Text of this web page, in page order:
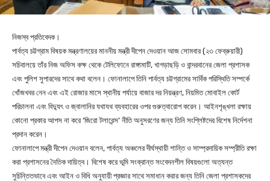
নিজস্ব প্রতিবেদক।
পার্বত্য চট্টগ্রাম বিষয়ক মন্ত্রণালয়ের মাননীয় মন্ত্রী দীপেন দেওয়ান আজ সোমবার (২৩ ফেব্রুয়ারী)
সচিবালয়ে তাঁর নিজ অফিস কক্ষ থেকে টেলিফোনে রাঙ্গামাটি, খাগড়াছড়ি ও বান্দরবানের জেলা প্রশাসক
এবং পুলিশ সুপারদের সাথে কথা বলেন। ফোনালাপে তিনি পার্বত্য চট্টগ্রামের সার্বিক পরিস্থিতি সম্পর্কে
খোঁজখবর নেন এবং এই রোজার মাসে স্থানীয় পর্যায়ে বাজার দর নিয়ন্ত্রণ, নিয়মিত মোবাইল কোর্ট
পরিচালনা এবং বিদ্যুৎ ও জ্বালানির যথাযথ ব্যবহারের ওপর গুরুত্বারোপ করেন। আইনশৃঙ্খলা রক্ষায়
কোনো প্রকার আপস না করে ‘জিরো টলারেন্স’ নীতি অনুসরণের জন্য তিনি সংশ্লিষ্টদের বিশেষ নির্দেশনা
প্রদান করেন।
ফোনালাপে মন্ত্রী দীপেন দেওয়ান বলেন, পার্বত্য অঞ্চলের দীর্ঘস্থায়ী শান্তি ও সাম্প্রদায়িক সম্প্রীতি রক্ষা
করা প্রশাসনের নৈতিক দায়িত্ব। বিশেষ করে ভূমি সংক্রান্ত সংবেদনশীল বিষয়গুলো অত্যন্ত
সুচিন্তিতভাবে এবং আইন ও বিধি অনুযায়ী প্রজ্ঞার সাথে সমাধান করার জন্য তিনি জেলা প্রশাসকদের